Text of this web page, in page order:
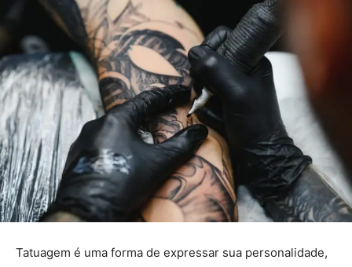
Tatuagem é uma forma de expressar sua personalidade,